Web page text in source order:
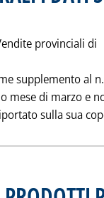
provinciali di
supplemento al n.
mese di marzo e
sulla sua